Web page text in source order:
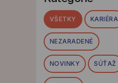
VŠETKY KARIÉRA
NEZARADENÉ
NOVINKY SÚŤAŽ